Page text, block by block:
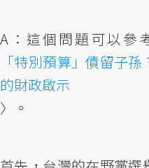
A：這個問題可以參
「特別預算」債留子
的財政啟示
〉。